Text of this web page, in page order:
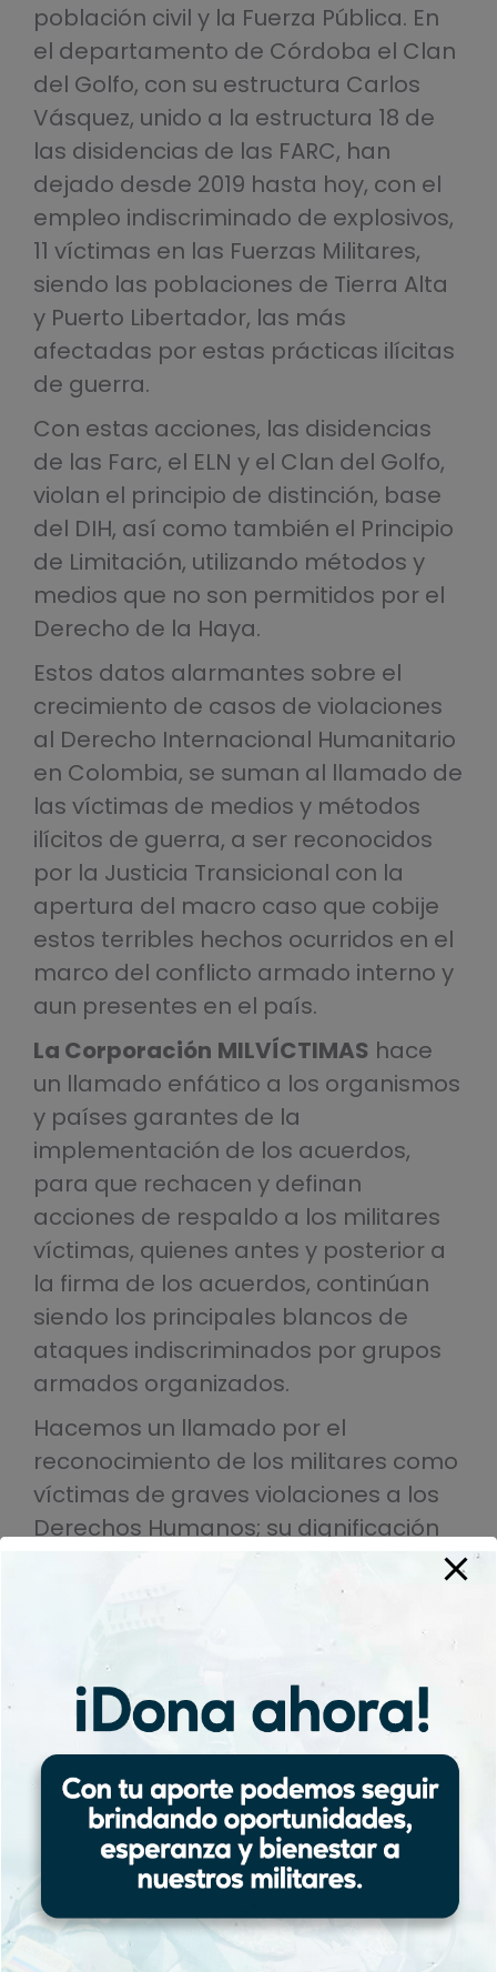
población civil y la Fuerza Pública. En
el departamento de Córdoba el Clan
del Golfo, con su estructura Carlos
Vásquez, unido a la estructura 18 de
las disidencias de las FARC, han
dejado desde 2019 hasta hoy, con el
empleo indiscriminado de explosivos,
11 víctimas en las Fuerzas Militares,
siendo las poblaciones de Tierra Alta
y Puerto Libertador, las más
afectadas por estas prácticas ilícitas
de guerra.
Con estas acciones, las disidencias
de las Farc, el ELN y el Clan del Golfo,
violan el principio de distinción, base
del DIH, así como también el Principio
de Limitación, utilizando métodos y
medios que no son permitidos por el
Derecho de la Haya.
Estos datos alarmantes sobre el
crecimiento de casos de violaciones
al Derecho Internacional Humanitario
en Colombia, se suman al llamado de
las víctimas de medios y métodos
ilícitos de guerra, a ser reconocidos
por la Justicia Transicional con la
apertura del macro caso que cobije
estos terribles hechos ocurridos en el
marco del conflicto armado interno y
aun presentes en el país.
La Corporación MILVÍCTIMAS hace
un llamado enfático a los organismos
y países garantes de la
implementación de los acuerdos,
para que rechacen y definan
acciones de respaldo a los militares
víctimas, quienes antes y posterior a
la firma de los acuerdos, continúan
siendo los principales blancos de
ataques indiscriminados por grupos
armados organizados.
Hacemos un llamado por el
reconocimiento de los militares como
víctimas de graves violaciones a los
Derechos Humanos; su dignificación
es un paso pendiente en el camino
de la paz, la reconciliación, reparación
construcción de tejido social en
Colombia.
Categoría:Actualidad Porcorporac
22 de septiembre de 2021
Share this post